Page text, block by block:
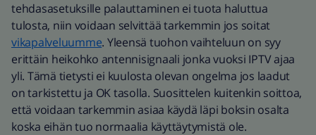
tehdasasetuksille palauttaminen ei tuota haluttua
tulosta, niin voidaan selvittää tarkemmin jos soitat
vikapalveluumme. Yleensä tuohon vaihteluun on syy
erittäin heikohko antennisignaali jonka vuoksi IPTV ajaa
yli. Tämä tietysti ei kuulosta olevan ongelma jos laadut
on tarkistettu ja OK tasolla. Suosittelen kuitenkin soittoa,
että voidaan tarkemmin asiaa käydä läpi boksin osalta
koska eihän tuo normaalia käyttäytymistä ole.